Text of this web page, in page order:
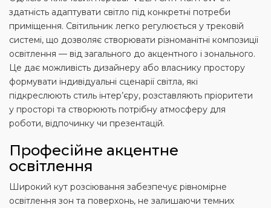
здатність адаптувати світло під конкретні потреби
приміщення. Світильник легко регулюється у трековій
системі, що дозволяє створювати різноманітні композиції
освітлення — від загального до акцентного і зонального.
Це дає можливість дизайнеру або власнику простору
формувати індивідуальні сценарії світла, які
підкреслюють стиль інтер’єру, розставляють пріоритети
у просторі та створюють потрібну атмосферу для
роботи, відпочинку чи презентацій.
Професійне акцентне
освітлення
Широкий кут розсіювання забезпечує рівномірне
освітлення зон та поверхонь, не залишаючи темних